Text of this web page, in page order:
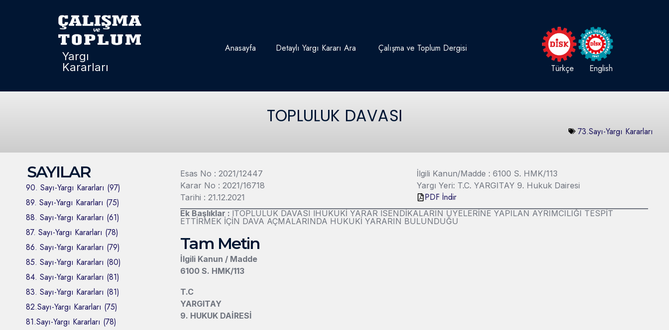
Yargı
Kararları
Anasayfa Detaylı Yargı Kararı Ara
Çalışma ve Toplum Dergisi
Türkçe
English
TOPLULUK DAVASI
73.Sayı-Yargı Kararları
SAYILAR
90. Sayı-Yargı Kararları (97)
89. Sayı-Yargı Kararları (75)
88. Sayı-Yargı Kararları (61)
87. Sayı-Yargı Kararları (78)
86. Sayı-Yargı Kararları (79)
85. Sayı-Yargı Kararları (80)
84. Sayı-Yargı Kararları (81)
83. Sayı-Yargı Kararları (81)
82.Sayı-Yargı Kararları (75)
81.Sayı-Yargı Kararları (78)
Esas No : 2021/12447
Karar No : 2021/16718
Tarihi : 21.12.2021
İlgili Kanun/Madde : 6100 S. HMK/113
Yargı Yeri: T.C. YARGITAY 9. Hukuk Dairesi
PDF İndir
Ek Başlıklar : lTOPLULUK DAVASI lHUKUKİ YARAR lSENDİKALARIN ÜYELERİNE YAPILAN AYRIMCILIĞI TESPİT
ETTİRMEK İÇİN DAVA AÇMALARINDA HUKUKİ YARARIN BULUNDUĞU
Tam Metin
İlgili Kanun / Madde
6100 S. HMK/113
T.C
YARGITAY
9. HUKUK DAİRESİ